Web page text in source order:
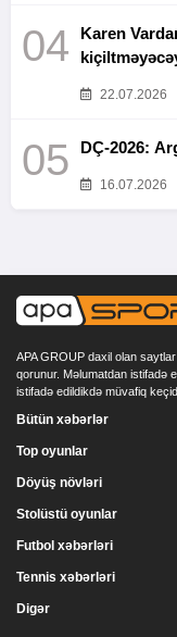
04
Karen
22.07.2026
05 DÇ-2026:
16.07.2026
APA GROUP daxil olan
qorunur. Məlumatdan istifadə
istifadə edildikdə müvafiq
Bütün xəbərlər
Top oyunlar
Döyüş növləri
Stolüstü oyunlar
Futbol xəbərləri
Tennis xəbərləri
Digər